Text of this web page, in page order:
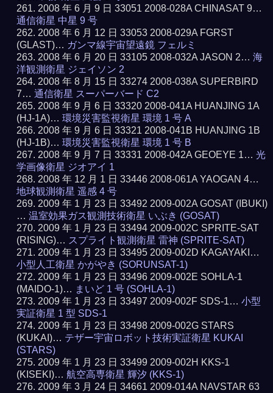
2008 年 6 月 9 日 33051 2008-028A CHINASAT 9…
通信衛星 中星 9 号
2008 年 6 月 12 日 33053 2008-029A FGRST
(GLAST)… ガンマ線宇宙望遠鏡 フェルミ
2008 年 6 月 20 日 33105 2008-032A JASON 2…海
洋観測衛星 ジェイソン 2
2008 年 8 月 15 日 33274 2008-038A SUPERBIRD
7…通信衛星 スーパーバード C2
2008 年 9 月 6 日 33320 2008-041A HUANJING 1A
(HJ-1A)…環境災害監視衛星 環境 1 号 A
2008 年 9 月 6 日 33321 2008-041B HUANJING 1B
(HJ-1B)…環境災害監視衛星 環境 1 号 B
2008 年 9 月 7 日 33331 2008-042A GEOEYE 1…光
学画像衛星 ジオアイ 1
2008 年 12 月 1 日 33446 2008-061A YAOGAN 4…
地球観測衛星 遥感 4 号
2009 年 1 月 23 日 33492 2009-002A GOSAT (IBUKI)
…温室効果ガス観測技術衛星 いぶき (GOSAT)
2009 年 1 月 23 日 33494 2009-002C SPRITE-SAT
(RISING)… スプライト観測衛星 雷神 (SPRITE-SAT)
2009 年 1 月 23 日 33495 2009-002D KAGAYAKI…
小型人工衛星 かがやき (SORUNSAT-1)
2009 年 1 月 23 日 33496 2009-002E SOHLA-1
(MAIDO-1)… まいど 1 号 (SOHLA-1)
2009 年 1 月 23 日 33497 2009-002F SDS-1…小型
実証衛星 1 型 SDS-1
2009 年 1 月 23 日 33498 2009-002G STARS
(KUKAI)… テザー宇宙ロボット技術実証衛星 KUKAI
(STARS)
2009 年 1 月 23 日 33499 2009-002H KKS-1
(KISEKI)…航空高専衛星 輝汐 (KKS-1)
2009 年 3 月 24 日 34661 2009-014A NAVSTAR 63